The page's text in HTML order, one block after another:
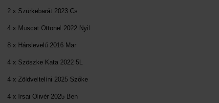
2 x Szürkebarát 2023 Cs
4 x Muscat Ottonel 2022 Nyil
8 x Hárslevelű 2016 Mar
4 x Szöszke Kata 2022 5L
4 x Zöldveltelíni 2025 Szőke
4 x Irsai Olivér 2025 Ben